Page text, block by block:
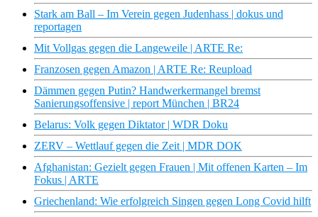
Stark am Ball – Im Verein gegen Judenhass | dokus und
reportagen
Mit Vollgas gegen die Langeweile | ARTE Re:
Franzosen gegen Amazon | ARTE Re: Reupload
Dämmen gegen Putin? Handwerkermangel bremst
Sanierungsoffensive | report München | BR24
Belarus: Volk gegen Diktator | WDR Doku
ZERV – Wettlauf gegen die Zeit | MDR DOK
Afghanistan: Gezielt gegen Frauen | Mit offenen Karten – Im
Fokus | ARTE
Griechenland: Wie erfolgreich Singen gegen Long Covid hilft